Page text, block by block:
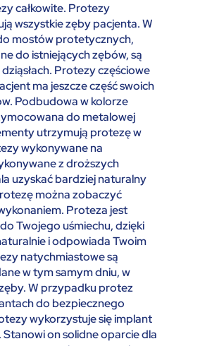
całkowite. Protezy
wszystkie zęby pacjenta. W
mostów protetycznych,
do istniejących zębów, są
Protezy częściowe
ma jeszcze część swoich
Podbudowa w kolorze
do metalowej
utrzymują protezę w
wykonywane na
z droższych
uzyskać bardziej naturalny
można zobaczyć
Proteza jest
Twojego uśmiechu, dzięki
i odpowiada Twoim
natychmiastowe są
w tym samym dniu, w
W przypadku protez
do bezpiecznego
wykorzystuje się implant
on solidne oparcie dla